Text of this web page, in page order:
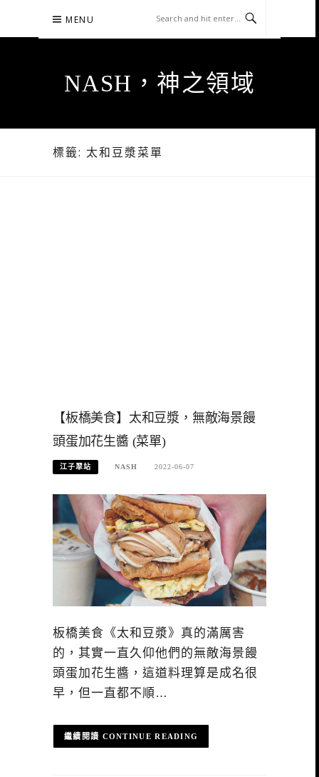
content
MENU
NASH，神之領域
標籤: 太和豆漿菜單
【板橋美食】太和豆漿，無敵海景饅
頭蛋加花生醬 (菜單)
江子翠站 NASH 2022-06-07
板橋美食《太和豆漿》真的滿厲害
的，其實一直久仰他們的無敵海景饅
頭蛋加花生醬，這道料理算是成名很
早，但一直都不順…
CONTINUE READING